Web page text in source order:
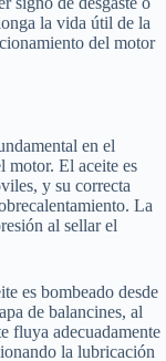
la vida útil de la
del motor
en el
motor. El aceite es
y su correcta
La
al sellar el
es bombeado desde
de balancines, al
fluya adecuadamente
la lubricación